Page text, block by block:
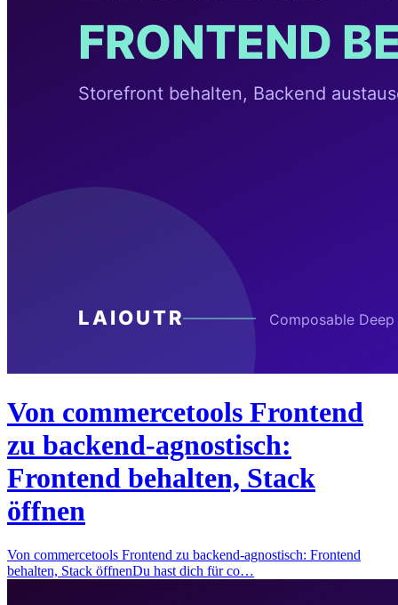
Von commercetools Frontend
zu backend-agnostisch:
Frontend behalten, Stack
öffnen
Von commercetools Frontend zu backend-agnostisch: Frontend
behalten, Stack öffnenDu hast dich für co…